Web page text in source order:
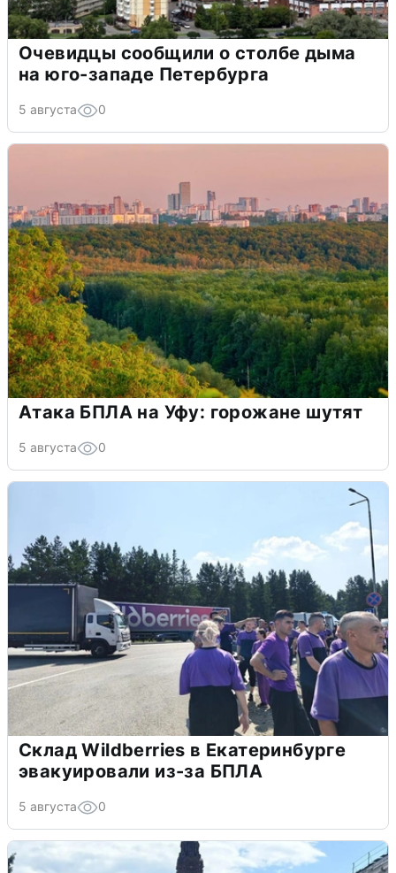
Очевидцы сообщили о столбе дыма
на юго-западе Петербурга
5 августа 0
Атака БПЛА на Уфу: горожане шутят
5 августа 0
Склад Wildberries в Екатеринбурге
эвакуировали из-за БПЛА
5 августа 0